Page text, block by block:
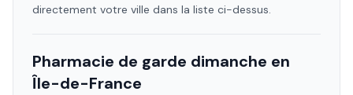
directement votre ville dans la liste ci-dessus.
Pharmacie de garde dimanche en
Île-de-France